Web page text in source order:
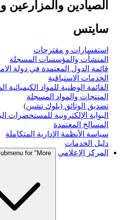
الصيادين والمزارعين
سايتس
استفسارات و مقترحات
المنشأت والمؤسسات المسجلة
قائمة الدول المعتمدة في دولة
الخدمات الاستباقية
القائمة الوطنية للمواد
المنتجات والمواد المسجلة
تصديق الوثائق (بلوك تشين)
البوابة الإلكترونية للمستحضرات
المسالخ المعتمدة
سياسة الأنظمة الإدارية المتكاملة
دليل الخدمات
المركز الإعلامي
for "More"